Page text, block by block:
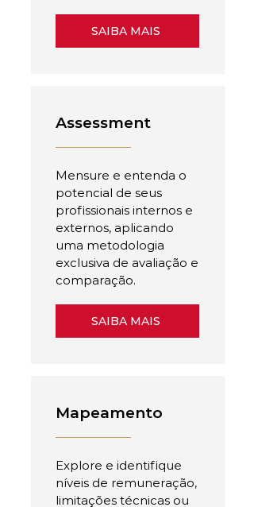
SAIBA MAIS
Assessment
Mensure e entenda o
potencial de seus
profissionais internos e
externos, aplicando
uma metodologia
exclusiva de avaliação e
comparação.
SAIBA MAIS
Mapeamento
Explore e identifique
níveis de remuneração,
limitações técnicas ou